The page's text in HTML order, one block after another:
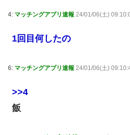
4: マッチングアプリ速報 24/01/06(土)
1回目何したの
6: マッチングアプリ速報 24/01/06(土)
>>4
飯